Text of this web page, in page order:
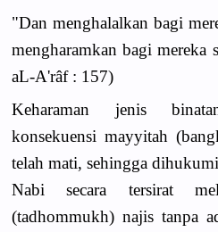
"Dan menghalalkan bagi
mengharamkan bagi mereka
aL-A'râf : 157)
Keharaman jenis
konsekuensi mayyitah
telah mati, sehingga
Nabi secara tersirat
(tadhommukh) najis tanpa